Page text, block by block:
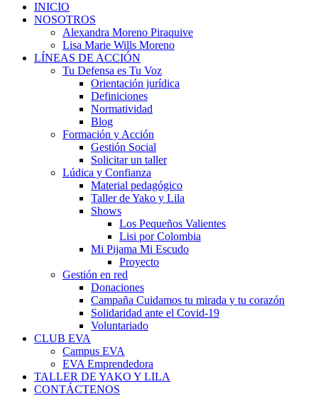
INICIO
NOSOTROS
Alexandra Moreno Piraquive
Lisa Marie Wills Moreno
LÍNEAS DE ACCIÓN
Tu Defensa es Tu Voz
Orientación jurídica
Definiciones
Normatividad
Blog
Formación y Acción
Gestión Social
Solicitar un taller
Lúdica y Confianza
Material pedagógico
Taller de Yako y Lila
Shows
Los Pequeños Valientes
Lisi por Colombia
Mi Pijama Mi Escudo
Proyecto
Gestión en red
Donaciones
Campaña Cuidamos tu mirada y tu corazón
Solidaridad ante el Covid-19
Voluntariado
CLUB EVA
Campus EVA
EVA Emprendedora
TALLER DE YAKO Y LILA
CONTÁCTENOS